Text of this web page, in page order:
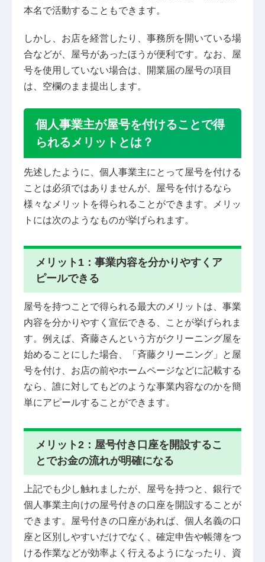
本名で活動することもできます。
しかし、お店を経営したり、事務所を開いている場
合などが、屋号があったほうが便利です。なお、屋
号を使用していない場合は、開業届の屋号の項目
は、空欄のまま提出します。
個人事業主が屋号を付けることで得
られるメリットとは？
先述したように、個人事業主にとって屋号を付ける
ことは必須ではありませんが、屋号を付けるなら
様々なメリットを得られることができます。メリッ
トには次のようなものが挙げられます。
メリット1：事業内容を分かりやすくア
ピールできる
屋号を持つことで得られる最大のメリットは、事業
内容を分かりやすく宣伝できる、ことが挙げられま
す。例えば、斉藤さんという方がクリーニング屋を
始めることにした場合、「斉藤クリーニング」と屋
号を付け、お店の前やホームページなどに記載する
なら、誰に対してもどのような事業内容なのかを簡
単にアピールすることができます。
メリット2：屋号付き口座を開設するこ
とでお金の流れが明確になる
上記でも少し触れましたが、屋号を持つと、銀行で
個人事業主向けの屋号付きの口座を開設することが
できます。屋号付きの口座があれば、個人名義の口
座と区別しやすいだけでなく、確定申告や帳簿をつ
ける作業などが効率よく行えるようになったり、資